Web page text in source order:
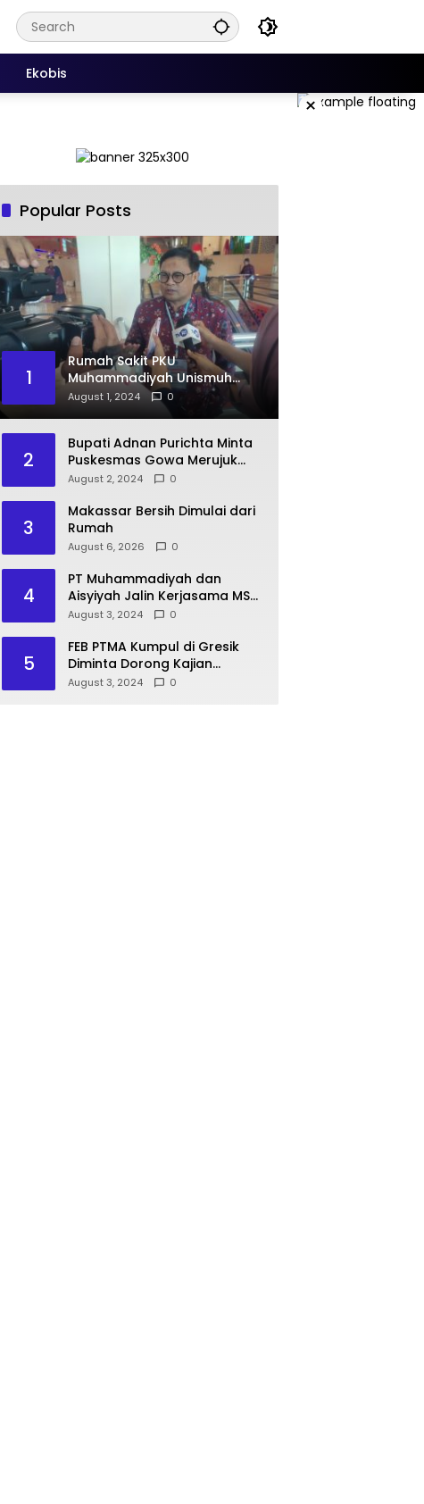
Ekobis
×
Popular Posts
1
Rumah Sakit PKU
Muhammadiyah Unismuh
Makassar Resmi Terima
August 1, 2024 0
2
Bupati Adnan Purichta Minta
Puskesmas Gowa Merujuk
Pasien BPJS ke RS PKU
Makassar
August 2, 2024 0
3
Makassar Bersih Dimulai dari
Rumah
August 6, 2026 0
4
PT Muhammadiyah dan
Aisyiyah Jalin Kerjasama MSU
Malaysia
August 3, 2024 0
5
FEB PTMA Kumpul di Gresik
Diminta Dorong Kajian
Ekonomi Islam
August 3, 2024 0